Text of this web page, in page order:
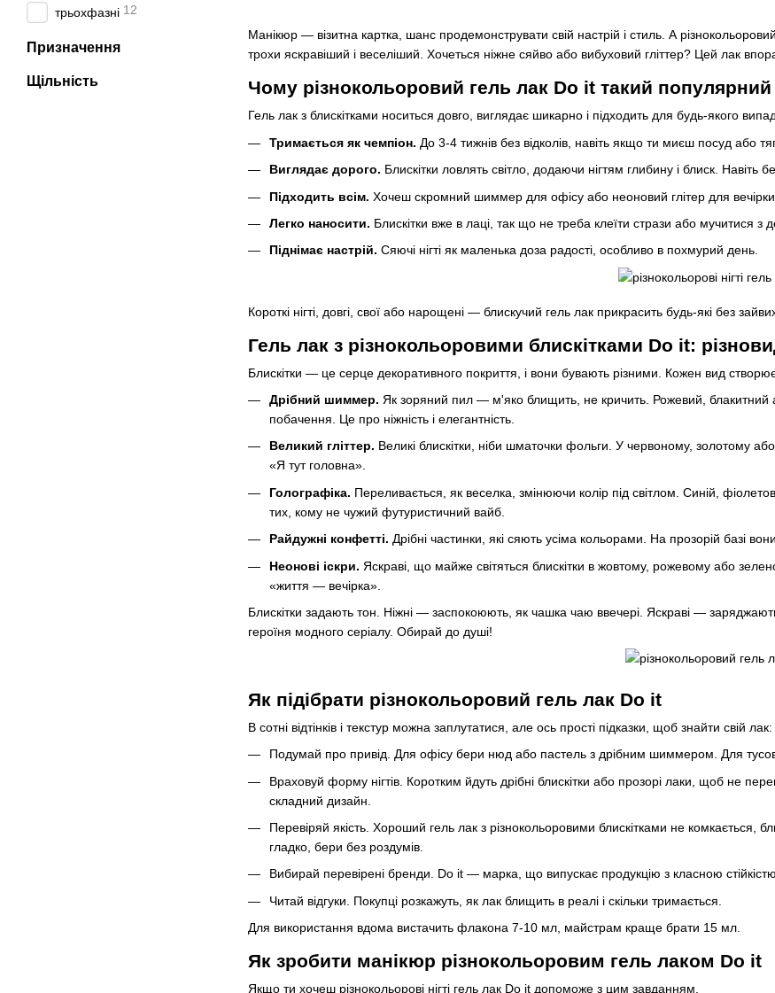
Манікюр — візитна картка, шанс продемонструвати свій настрій і стиль. А
трохи яскравіший і веселіший. Хочеться ніжне сяйво або вибуховий гліттер? Цей лак
Чому різнокольоровий гель лак Do it такий популярний
Гель лак з блискітками носиться довго, виглядає шикарно і підходить для будь-якого
Тримається як чемпіон. До 3-4 тижнів без відколів, навіть якщо ти миєш посуд або
Виглядає дорого. Блискітки ловлять світло, додаючи нігтям глибину і блиск.
Підходить всім. Хочеш скромний шиммер для офісу або неоновий глітер для
Легко наносити. Блискітки вже в лаці, так що не треба клеїти стрази або мучитися з
Піднімає настрій. Сяючі нігті як маленька доза радості, особливо в похмурий день.
Короткі нігті, довгі, свої або нарощені — блискучий гель лак прикрасить будь-які без
Гель лак з різнокольоровими блискітками Do it:
Блискітки — це серце декоративного покриття, і вони бувають різними. Кожен вид створює
Дрібний шиммер. Як зоряний пил — м'яко блищить, не кричить. Рожевий,
побачення. Це про ніжність і елегантність.
Великий гліттер. Великі блискітки, ніби шматочки фольги. У червоному, золотому
«Я тут головна».
Голографіка. Переливається, як веселка, змінюючи колір під світлом. Синій,
тих, кому не чужий футуристичний вайб.
Райдужні конфетті. Дрібні частинки, які сяють усіма кольорами. На прозорій базі
Неонові іскри. Яскраві, що майже світяться блискітки в жовтому, рожевому або
«життя — вечірка».
Блискітки задають тон. Ніжні — заспокоюють, як чашка чаю ввечері. Яскраві —
героїня модного серіалу. Обирай до душі!
Як підібрати різнокольоровий гель лак Do it
В сотні відтінків і текстур можна заплутатися, але ось прості підказки, щоб знайти свій лак:
Подумай про привід. Для офісу бери нюд або пастель з дрібним шиммером. Для
Враховуй форму нігтів. Коротким йдуть дрібні блискітки або прозорі лаки, щоб не
складний дизайн.
Перевіряй якість. Хороший гель лак з різнокольоровими блискітками не комкається,
гладко, бери без роздумів.
Вибирай перевірені бренди. Do it — марка, що випускає продукцію з класною
Читай відгуки. Покупці розкажуть, як лак блищить в реалі і скільки тримається.
Для використання вдома вистачить флакона 7-10 мл, майстрам краще брати 15 мл.
Як зробити манікюр різнокольоровим гель лаком Do it
Якщо ти хочеш різнокольорові нігті гель лак Do it допоможе з цим завданням.
трьохфазні 12
Призначення
Щільність